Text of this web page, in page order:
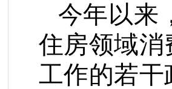
今年以来
住房领域
工作的若